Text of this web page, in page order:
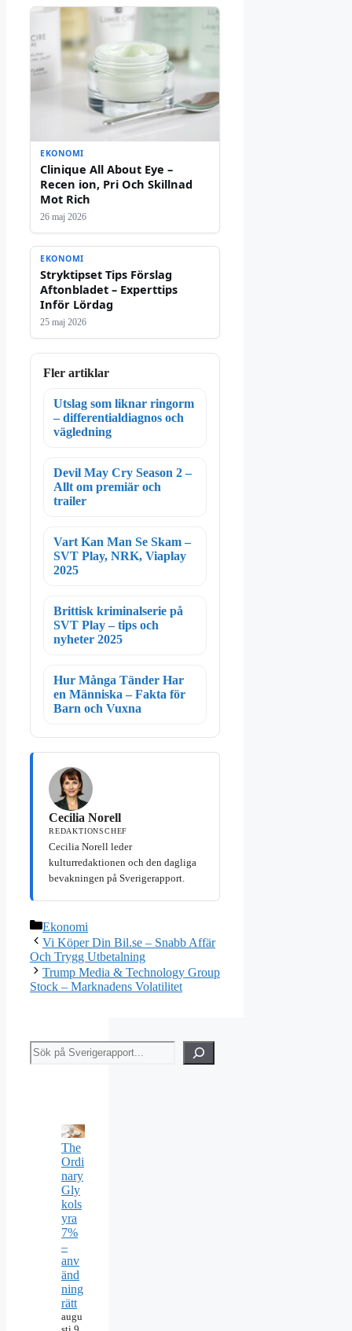
EKONOMI
Clinique All About Eye –
Recen ion, Pri Och Skillnad
Mot Rich
26 maj 2026
EKONOMI
Stryktipset Tips Förslag
Aftonbladet – Experttips
Inför Lördag
25 maj 2026
Fler artiklar
Utslag som liknar ringorm
– differentialdiagnos och
vägledning
Devil May Cry Season 2 –
Allt om premiär och
trailer
Vart Kan Man Se Skam –
SVT Play, NRK, Viaplay
2025
Brittisk kriminalserie på
SVT Play – tips och
nyheter 2025
Hur Många Tänder Har
en Människa – Fakta för
Barn och Vuxna
Cecilia Norell
REDAKTIONSCHEF
Cecilia Norell leder
kulturredaktionen och den dagliga
bevakningen på Sverigerapport.
Kategorier
Ekonomi
Vi Köper Din Bil.se – Snabb Affär
Och Trygg Utbetalning
Trump Media & Technology Group
Stock – Marknadens Volatilitet
Sök
The
Ordi
nary
Gly
kols
yra
7%
–
anv
änd
ning
rätt
augu